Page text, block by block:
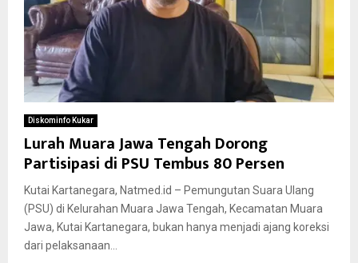
Diskominfo Kukar
Lurah Muara Jawa Tengah Dorong
Partisipasi di PSU Tembus 80 Persen
Kutai Kartanegara, Natmed.id – Pemungutan Suara Ulang
(PSU) di Kelurahan Muara Jawa Tengah, Kecamatan Muara
Jawa, Kutai Kartanegara, bukan hanya menjadi ajang koreksi
dari pelaksanaan...